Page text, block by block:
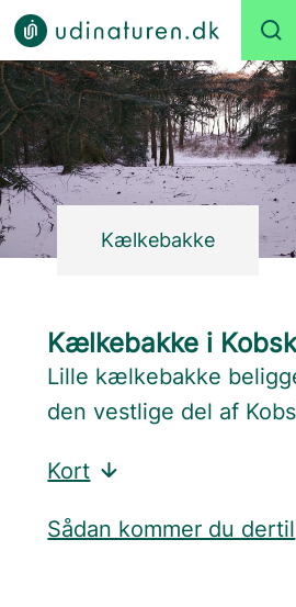
Kælkebakke
Kælkebakke i
Lille kælkebakke
den vestlige del af
Kort
Sådan kommer du dertil